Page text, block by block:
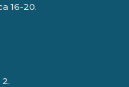
16-20.